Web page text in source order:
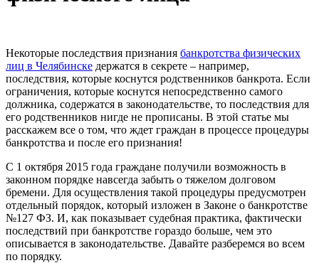
Некоторые последствия признания банкротства физических
лиц в Челябинске держатся в секрете – например,
последствия, которые коснутся родственников банкрота. Если
ограничения, которые коснутся непосредственно самого
должника, содержатся в законодательстве, то последствия для
его родственников нигде не прописаны. В этой статье мы
расскажем все о том, что ждет граждан в процессе процедуры
банкротства и после его признания!
С 1 октября 2015 года граждане получили возможность в
законном порядке навсегда забыть о тяжелом долговом
бремени. Для осуществления такой процедуры предусмотрен
отдельный порядок, который изложен в Законе о банкротстве
№127 ФЗ. И, как показывает судебная практика, фактически
последствий при банкротстве гораздо больше, чем это
описывается в законодательстве. Давайте разберемся во всем
по порядку.